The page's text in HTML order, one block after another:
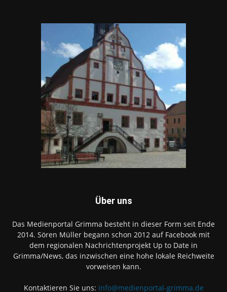
Über uns
Das Medienportal Grimma besteht in dieser Form seit Ende
2014. Sören Müller begann schon 2012 auf Facebook mit
dem regionalen Nachrichtenprojekt Up to Date in
Grimma/News, das inzwischen eine hohe lokale Reichweite
vorweisen kann.
Kontaktieren Sie uns: info@medienportal-grimma.de